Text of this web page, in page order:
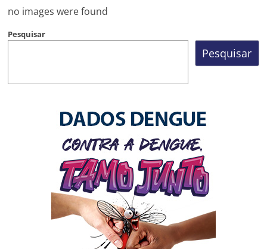
Prefeitura
Estância
Turística
no images were found
Pesquisar
Pesquisar